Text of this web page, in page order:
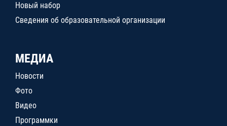
Новый набор
Сведения об образовательной организации
МЕДИА
Новости
Фото
Видео
Программки